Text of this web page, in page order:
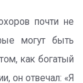
почти не
могут быть
как богатый
он отвечал: «Я